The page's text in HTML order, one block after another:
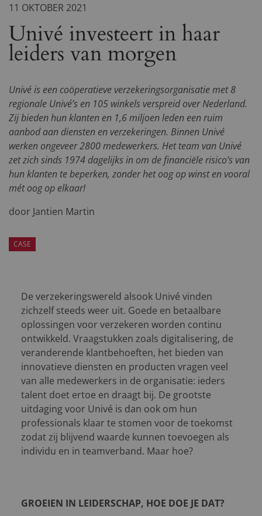
11 OKTOBER 2021
Univé investeert in haar
leiders van morgen
Univé is een coöperatieve verzekeringsorganisatie met 8
regionale Univé’s en 105 winkels verspreid over Nederland.
Zij bieden hun klanten en 1,6 miljoen leden een ruim
aanbod aan diensten en verzekeringen. Binnen Univé
werken ongeveer 2800 medewerkers. Het team van Univé
zet zich sinds 1974 dagelijks in om de financiële risico’s van
hun klanten te beperken, zonder het oog op winst en vooral
mét oog op elkaar!
door Jantien Martin
CASE
De verzekeringswereld alsook Univé vinden
zichzelf steeds weer uit. Goede en betaalbare
oplossingen voor verzekeren worden continu
ontwikkeld. Vraagstukken zoals digitalisering, de
veranderende klantbehoeften, het bieden van
innovatieve diensten en producten vragen veel
van alle medewerkers in de organisatie: ieders
talent doet ertoe en draagt bij. De grootste
uitdaging voor Univé is dan ook om hun
professionals klaar te stomen voor de toekomst
zodat zij blijvend waarde kunnen toevoegen als
individu en in teamverband. Maar hoe?
GROEIEN IN LEIDERSCHAP, HOE DOE JE DAT?